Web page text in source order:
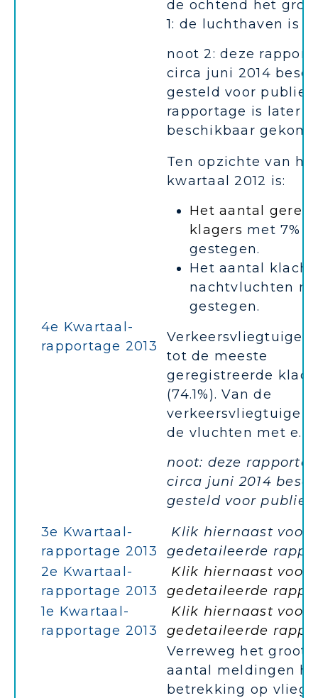
de ochtend het
1: de luchthaven is
noot 2: deze
circa juni 2014
gesteld voor
rapportage is later
beschikbaar
4e Kwartaal-
rapportage 2013
Ten opzichte van
kwartaal 2012 is:
Het aantal
klagers met 7%
gestegen.
Het aantal
nachtvluchten
gestegen.
Verkeersvliegtuigen
tot de meeste
geregistreerde
(74.1%). Van de
verkeersvliegtuigen
de vluchten met e...
noot: deze
circa juni 2014
gesteld voor
3e Kwartaal-
rapportage 2013
Klik hiernaast voor
gedetaileerde
2e Kwartaal-
rapportage 2013
Klik hiernaast voor
gedetaileerde
1e Kwartaal-
rapportage 2013
Klik hiernaast voor
gedetaileerde
Verreweg het
aantal meldingen
betrekking op